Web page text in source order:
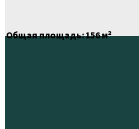
Общая площадь:156 м²